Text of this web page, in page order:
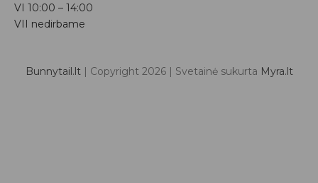
VI 10:00 – 14:00
VII nedirbame
Bunnytail.lt| Copyright 2026 | Svetainė sukurta Myra.lt